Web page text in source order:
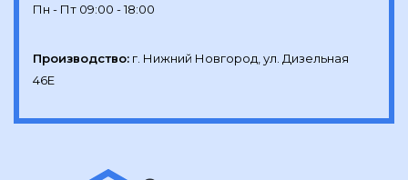
Производство: г. Нижний Новгород, ул. Дизельная
46Е